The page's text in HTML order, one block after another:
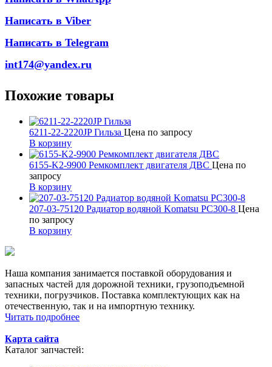
Написать в Viber
Написать в Telegram
int174@yandex.ru
Похожие товары
6211-22-2220JP Гильза Цена по запросу
В корзину
6155-K2-9900 Ремкомплект двигателя ДВС Цена по
запросу
В корзину
207-03-75120 Радиатор водяной Komatsu PC300-8 Цена
по запросу
В корзину
Наша компания занимается поставкой оборудования и
запасных частей для дорожной техники, грузоподъемной
техники, погрузчиков. Поставка комплектующих как на
отечественную, так и на импортную технику.
Читать подробнее
Карта сайта
Каталог запчастей: